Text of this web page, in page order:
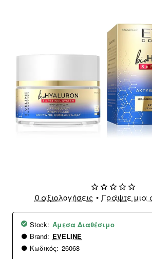
0 αξιολογήσεις • Γράψτε μια
Stock: Άμεσα Διαθέσιμο
Brand: EVELINE
Κωδικός: 26068